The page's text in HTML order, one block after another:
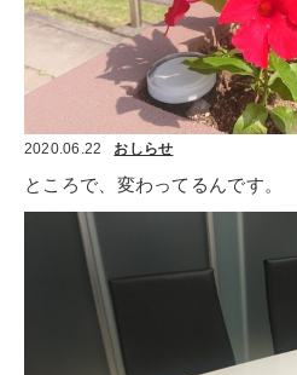
2020.06.22 おしらせ
ところで、変わってるんです。